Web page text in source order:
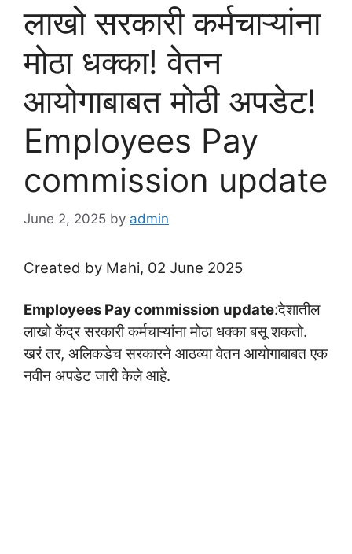
लाखो सरकारी कर्मचाऱ्यांना
मोठा धक्का! वेतन
आयोगाबाबत मोठी अपडेट!
Employees Pay
commission update
June 2, 2025 by admin
Created by Mahi, 02 June 2025
Employees Pay commission update:देशातील
लाखो केंद्र सरकारी कर्मचाऱ्यांना मोठा धक्का बसू शकतो.
खरं तर, अलिकडेच सरकारने आठव्या वेतन आयोगाबाबत एक
नवीन अपडेट जारी केले आहे.